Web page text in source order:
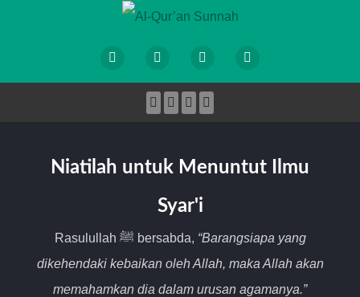
Niatilah untuk Menuntut Ilmu
Syar'i
Rasulullah ﷺ bersabda, “Barangsiapa yang
dikehendaki kebaikan oleh Allah, maka Allah akan
memahamkan dia dalam urusan agamanya.”